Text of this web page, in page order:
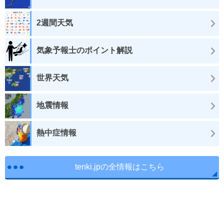
2週間天気
気象予報士のポイント解説
世界天気
地震情報
熱中症情報
tenki.jpの全情報はこちら